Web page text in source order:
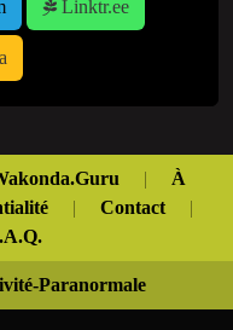
Linktr.ee
|
À
| Contact
|
Paranormale